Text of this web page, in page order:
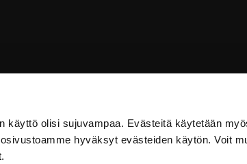
käyttö olisi sujuvampaa. Evästeitä käytetään
hyväksyt evästeiden käytön. Voit